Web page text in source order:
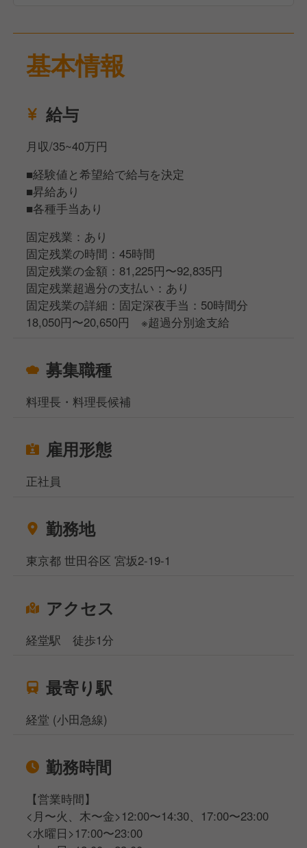
まずは店舗や会社の雰囲気を知るところからスター
ト。
現場で実際に働きながら、業務内容への理解を深めて
ューの考案など、キッチン業務全般を担っていただき
分からないことや不安なことがあれば、いつでも相談
できる環境がありますので、安心して取り組んでくだ
さい。
基本情報
給与
月収/35~40万円
■経験値と希望給で給与を決定
■昇給あり
■各種手当あり
固定残業：あり
固定残業の時間：45時間
固定残業の金額：81,225円〜92,835円
固定残業超過分の支払い：あり
固定残業の詳細：固定深夜手当：50時間分
18,050円〜20,650円 ※超過分別途支給
募集職種
料理長・料理長候補
雇用形態
正社員
勤務地
東京都 世田谷区 宮坂2-19-1
アクセス
経堂駅 徒歩1分
最寄り駅
経堂 (小田急線)
勤務時間
【営業時間】
<月〜火、木〜金>12:00〜14:30、17:00〜23:00
<水曜日>17:00〜23:00